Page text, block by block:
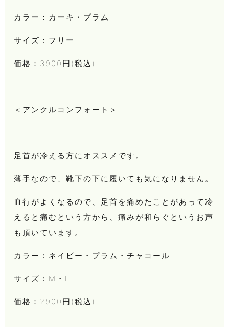
カラー：カーキ・プラム
サイズ：フリー
価格：3900円(税込)
＜アンクルコンフォート＞
足首が冷える方にオススメです。
薄手なので、靴下の下に履いても気になりません。
血行がよくなるので、足首を痛めたことがあって冷
えると痛むという方から、痛みが和らぐというお声
も頂いています。
カラー：ネイビー・プラム・チャコール
サイズ：M・L
価格：2900円(税込)